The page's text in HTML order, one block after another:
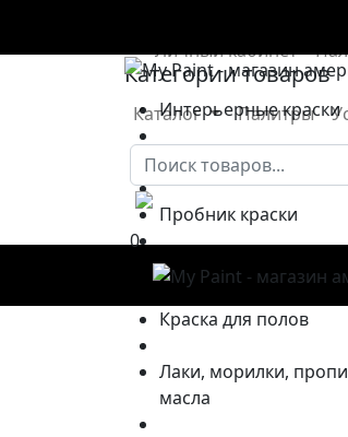
Личный кабинет
Каталог Палитры
0
Категории товаров
Интерьерные краски
Фасадные краски
Пробник краски
Краска для потолка
Краска для полов
Лаки, морилки,
масла